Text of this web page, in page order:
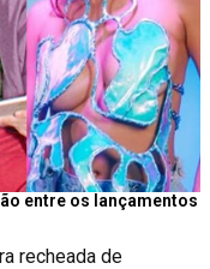
entre os lançamentos
recheada de